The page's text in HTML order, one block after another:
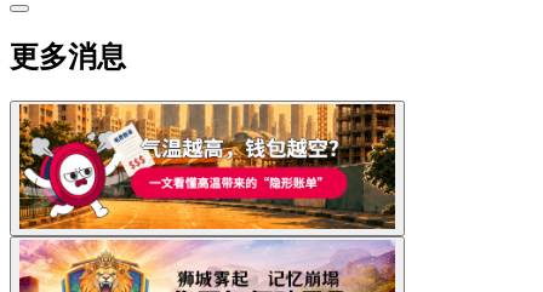
更多消息